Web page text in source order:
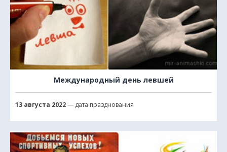
Международный день левшей
13 августа 2022— дата празднования